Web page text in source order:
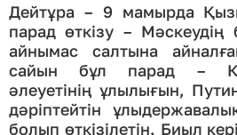
Дейтұра – 9 мамырда
парад өткізу – Мәскеудің
айнымас салтына
сайын бұл парад –
әлеуетінің ұлылығын,
дәріптейтін
болып өткізілетін. Биыл